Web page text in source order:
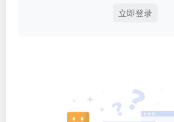
立即登录